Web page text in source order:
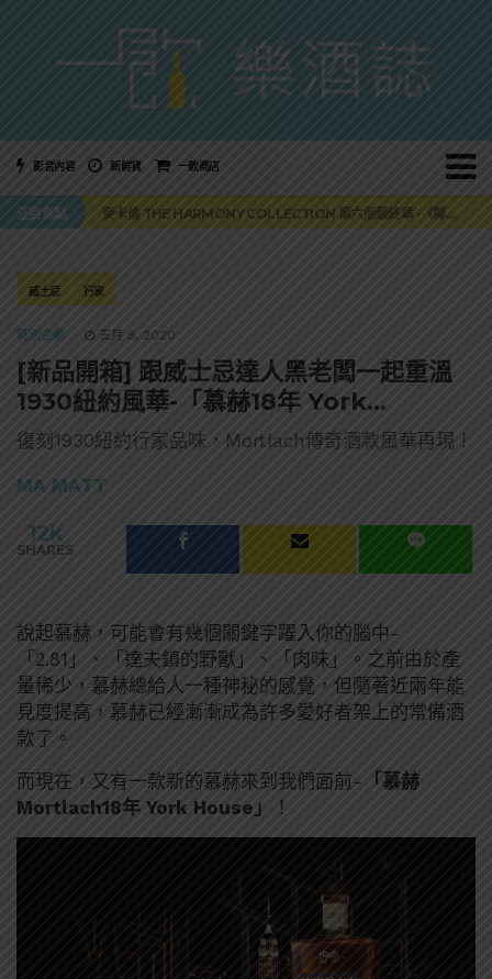
影音內容 新鮮貨 一飲商店
注目焦點
美國正式恢復蘇格蘭威士忌零關稅！烈酒產業再次迎來重磅利多
麥卡倫 THE HARMONY COLLECTION 第六版最終章 -《椰風煖韻》
角嗨尬炸物X爽快這一步，角瓶攜手頂呱呱 全新套餐限時登場
美國正式恢復蘇格蘭威士忌零關稅！烈酒產業再次迎來重磅利多
威士忌 行家
特別企劃 五月 8, 2020
[新品開箱] 跟威士忌達人黑老闆一起重溫
1930紐約風華-「慕赫18年 York
House」
復刻1930紐約行家品味，Mortlach傳奇酒款風華再現！
MA MATT
12k
SHARES
說起慕赫，可能會有幾個關鍵字躍入你的腦中-
「2.81」、「達夫鎮的野獸」、「肉味」。之前由於產
量稀少，慕赫總給人一種神秘的感覺，但隨著近兩年能
見度提高，慕赫已經漸漸成為許多愛好者架上的常備酒
款了。
而現在，又有一款新的慕赫來到我們面前- 「慕赫
Mortlach18年 York House」
！